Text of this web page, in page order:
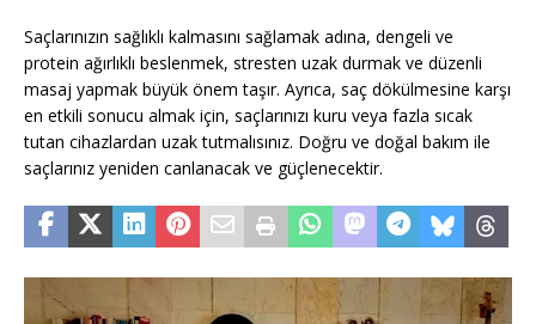
Saçlarınızın sağlıklı kalmasını sağlamak adına, dengeli ve
protein ağırlıklı beslenmek, stresten uzak durmak ve düzenli
masaj yapmak büyük önem taşır. Ayrıca, saç dökülmesine karşı
en etkili sonucu almak için, saçlarınızı kuru veya fazla sıcak
tutan cihazlardan uzak tutmalısınız. Doğru ve doğal bakım ile
saçlarınız yeniden canlanacak ve güçlenecektir.